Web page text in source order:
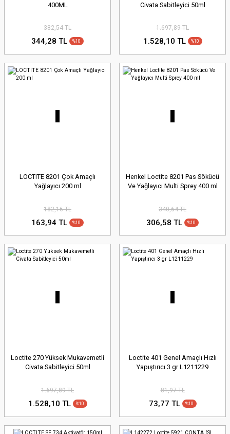
400ML
382,54 TL
344,28 TL %10
Civata Sabitleyici 50ml
1.697,89 TL
1.528,10 TL %10
LOCTITE 8201 Çok Amaçlı
Yağlayıcı 200 ml
182,16 TL
163,94 TL %10
Henkel Loctite 8201 Pas Sökücü
Ve Yağlayıcı Multi Sprey 400 ml
340,64 TL
306,58 TL %10
Loctite 270 Yüksek Mukavemetli
Civata Sabitleyici 50ml
1.697,89 TL
1.528,10 TL %10
Loctite 401 Genel Amaçlı Hızlı
Yapıştırıcı 3 gr L1211229
81,97 TL
73,77 TL %10